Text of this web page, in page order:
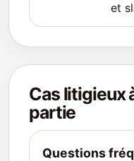
et
Cas litigieux
partie
Questions